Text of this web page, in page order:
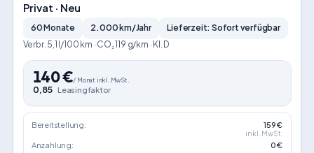
Privat · Neu
60 Monate 2.000 km/Jahr
Lieferzeit: Sofort verfügbar
Verbr. 5,1 l/100 km · CO₂ 119 g/km · Kl. D
140€/ Monat inkl. MwSt.
0,85 Leasingfaktor
Bereitstellung: 159 €
inkl. MwSt.
Anzahlung:
0 €